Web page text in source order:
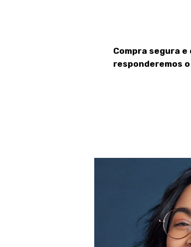
Compra segura
responderemos